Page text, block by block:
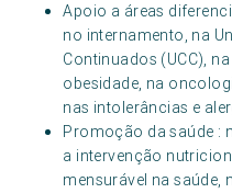
Apoio a áreas
no internamento, na
Continuados (UCC),
obesidade, na
nas intolerâncias e
Promoção da saúde :
a intervenção
mensurável na saúde,